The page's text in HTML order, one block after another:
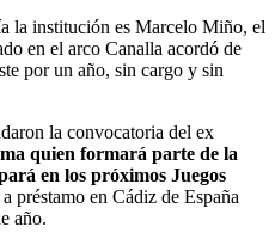
la institución es Marcelo Miño, el
en el arco Canalla acordó de
por un año, sin cargo y sin
la convocatoria del ex
quien formará parte de la
en los próximos Juegos
préstamo en Cádiz de España
año.